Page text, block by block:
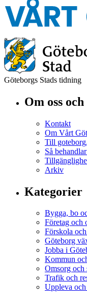
Göteborgs Stads tidning
Om oss
Kontakt
Om Vårt
Till
Så
Arkiv
Kategorier
Bygga, bo
Företag och
Förskola
Göteborg
Jobba i
Kommun
Omsorg och
Trafik och
Uppleva